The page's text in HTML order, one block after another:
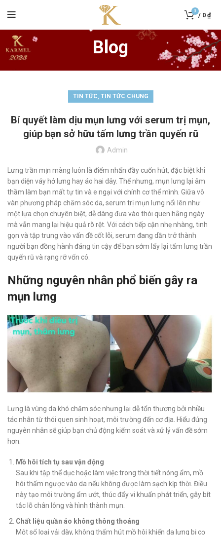
0
/ 0 ₫
Blog
TIN TỨC, TIN TỨC CHUNG
Bí quyết làm dịu mụn lưng với serum trị mụn,
giúp bạn sở hữu tấm lưng trần quyến rũ
Admin
Lưng trần mịn màng luôn là điểm nhấn đầy cuốn hút, đặc biệt khi
bạn diện váy hở lưng hay áo hai dây. Thế nhưng, mụn lưng lại âm
thầm làm bạn mất tự tin và e ngại với chính cơ thể mình. Giữa vô
vàn phương pháp chăm sóc da, serum trị mụn lưng nổi lên như
một lựa chọn chuyên biệt, dễ dàng đưa vào thói quen hằng ngày
mà vẫn mang lại hiệu quả rõ rệt. Với cách tiếp cận nhẹ nhàng, tinh
gọn và tập trung vào vấn đề cốt lõi, serum đang dần trở thành
người bạn đồng hành đáng tin cậy để bạn sớm lấy lại tấm lưng trần
quyến rũ và rạng rỡ vốn có.
Những nguyên nhân phổ biến gây ra
mụn lưng
Lưng là vùng da khó chăm sóc nhưng lại dễ tổn thương bởi nhiều
tác nhân từ thói quen sinh hoạt, môi trường đến cơ địa. Hiểu đúng
nguyên nhân sẽ giúp bạn chủ động kiểm soát và xử lý vấn đề sớm
hơn.
Mồ hôi tích tụ sau vận động
Sau khi tập thể dục hoặc làm việc trong thời tiết nóng ẩm, mồ
hôi thấm ngược vào da nếu không được làm sạch kịp thời. Điều
này tạo môi trường ẩm ướt, thúc đẩy vi khuẩn phát triển, gây bít
tắc lỗ chân lông và hình thành mụn.
Chất liệu quần áo không thông thoáng
Một số loại vải dày, không thấm hút mồ hôi khiến da lưng bị cọ